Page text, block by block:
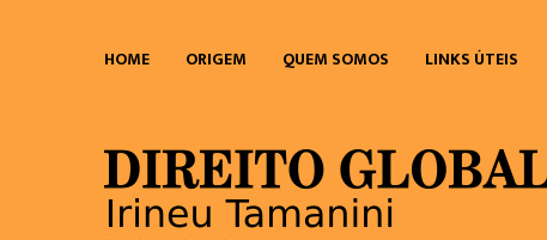
HOME ORIGEM QUEM SOMOS LINKS ÚTEIS